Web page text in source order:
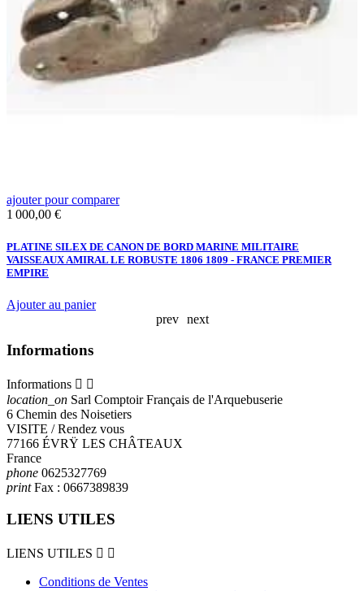
ajouter pour comparer
Prix
1 000,00 €
PLATINE SILEX DE CANON DE BORD MARINE MILITAIRE
VAISSEAUX AMIRAL LE ROBUSTE 1806 1809 - FRANCE PREMIER
EMPIRE
Ajouter au panier
prev
next
Informations
Informations  
location_on Sarl Comptoir Français de l'Arquebuserie
6 Chemin des Noisetiers
VISITE / Rendez vous
77166 ÉVRŸ LES CHÂTEAUX
France
phone 0625327769
printFax : 0667389839
LIENS UTILES
LIENS UTILES  
Conditions de Ventes